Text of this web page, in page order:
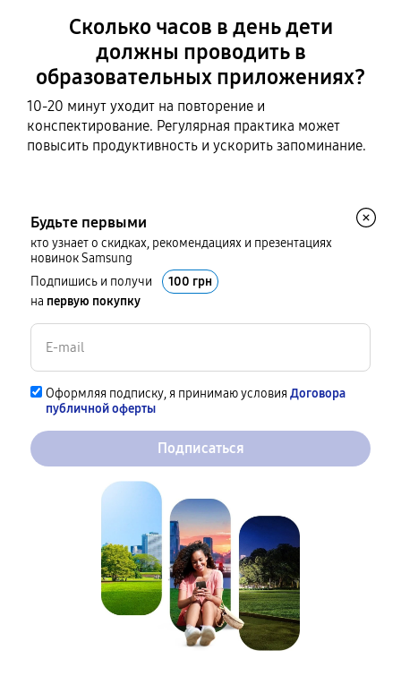
Сколько часов в день дети
должны проводить в
образовательных приложениях?
10-20 минут уходит на повторение и
конспектирование. Регулярная практика может
повысить продуктивность и ускорить запоминание.
Будьте первыми
кто узнает о скидках, рекомендациях и презентациях
новинок Samsung
Подпишись и получи
100 грн
на первую покупку
Оформляя подписку, я принимаю условия Договора
публичной оферты
Подписаться